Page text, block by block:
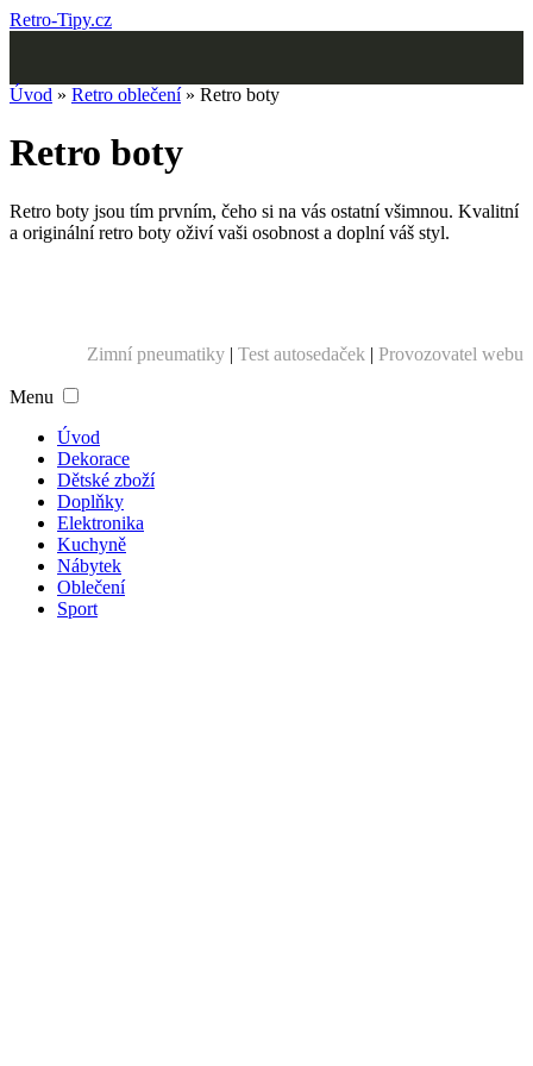
Retro-Tipy.cz
Úvod » Retro oblečení» Retro boty
Retro boty
Retro boty jsou tím prvním, čeho si na vás ostatní všimnou. Kvalitní
a originální retro boty oživí vaši osobnost a doplní váš styl.
Zimní pneumatiky | Test autosedaček | Provozovatel webu
Menu
Úvod
Dekorace
Dětské zboží
Doplňky
Elektronika
Kuchyně
Nábytek
Oblečení
Sport